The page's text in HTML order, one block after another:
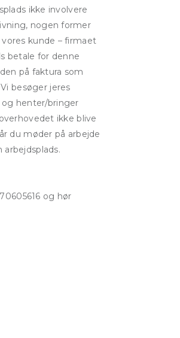
ikke involvere
nogen former
kunde – firmaet
betale for denne
på faktura som
besøger jeres
og henter/bringer
ikke blive
du møder på arbejde
og hør